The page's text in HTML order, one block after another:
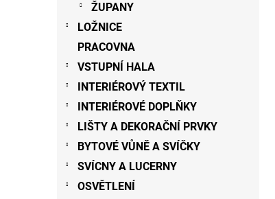
ŽUPANY
LOŽNICE
PRACOVNA
VSTUPNÍ HALA
INTERIÉROVÝ TEXTIL
INTERIÉROVÉ DOPLŇKY
LIŠTY A DEKORAČNÍ PRVKY
BYTOVÉ VŮNĚ A SVÍČKY
SVÍCNY A LUCERNY
OSVĚTLENÍ